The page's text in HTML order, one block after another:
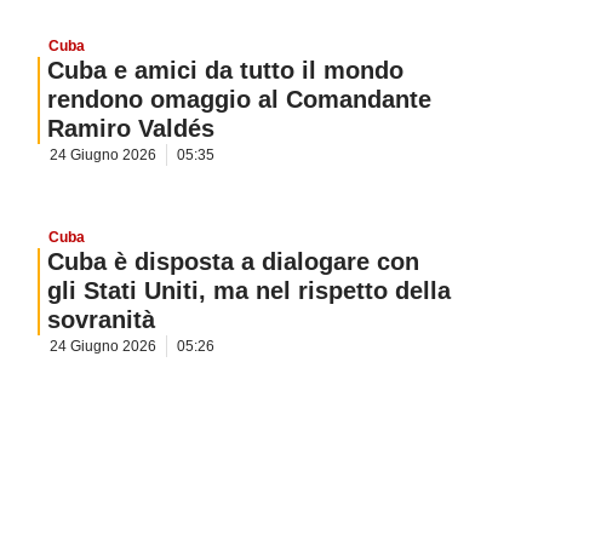
Cuba
Cuba e amici da tutto il mondo
rendono omaggio al Comandante
Ramiro Valdés
24 Giugno 2026 05:35
Cuba
Cuba è disposta a dialogare con
gli Stati Uniti, ma nel rispetto della
sovranità
24 Giugno 2026 05:26